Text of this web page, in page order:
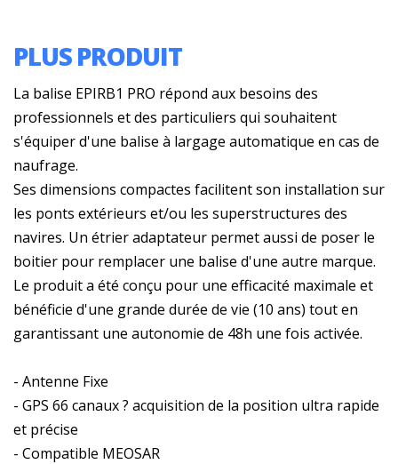
PLUS PRODUIT
La balise EPIRB1 PRO répond aux besoins des
professionnels et des particuliers qui souhaitent
s'équiper d'une balise à largage automatique en cas de
naufrage.
Ses dimensions compactes facilitent son installation sur
les ponts extérieurs et/ou les superstructures des
navires. Un étrier adaptateur permet aussi de poser le
boitier pour remplacer une balise d'une autre marque.
Le produit a été conçu pour une efficacité maximale et
bénéficie d'une grande durée de vie (10 ans) tout en
garantissant une autonomie de 48h une fois activée.
- Antenne Fixe
- GPS 66 canaux ? acquisition de la position ultra rapide
et précise
- Compatible MEOSAR